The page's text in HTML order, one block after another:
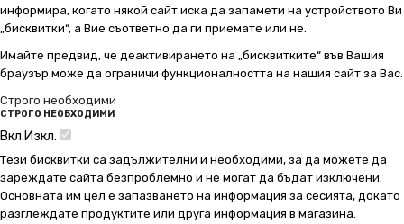
информира, когато някой сайт иска да запамети на устройството Ви
„бисквитки“, а Вие съответно да ги приемате или не.
Имайте предвид, че деактивирането на „бисквитките“ във Вашия
браузър може да ограничи функционалността на нашия сайт за Вас.
Строго необходими
СТРОГО НЕОБХОДИМИ
Вкл.Изкл.
Тези бисквитки са задължителни и необходими, за да можете да
зареждате сайта безпроблемно и не могат да бъдат изключени.
Основната им цел е запазването на информация за сесията, докато
разглеждате продуктите или друга информация в магазина.